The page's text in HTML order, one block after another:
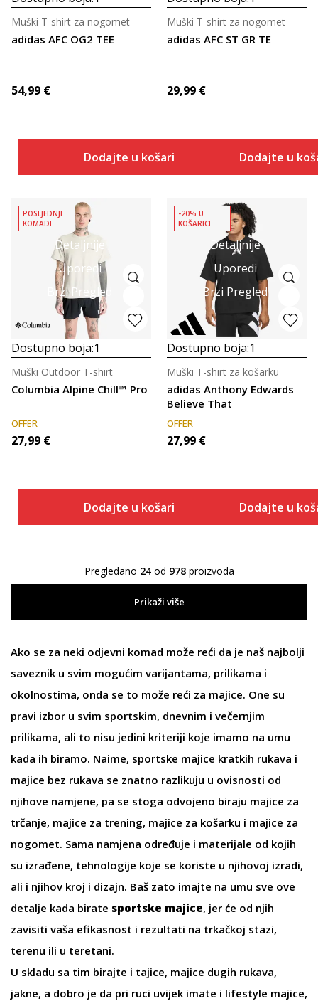
adidas AFC OG2 TEE
Muški T-shirt za nogomet
54,99 €
Dodajte u košaricu
adidas AFC ST GR TE
Muški T-shirt za nogomet
29,99 €
Dodajte u
Detaljnije
Uporedi
Brzi Pregled
POSLJEDNJI
KOMADI
Dostupno boja:1
Columbia Alpine Chill™ Pro
Muški Outdoor T-shirt
OFFER
27,99 €
Dodajte u košaricu
Detaljnije
Uporedi
Brzi Pregled
-20% U
KOŠARICI
Dostupno boja:1
adidas Anthony Edwards
Believe That
Muški T-shirt za košarku
OFFER
27,99 €
Dodajte u
Pregledano 24od 978proizvoda
Prikaži više
Ako se za neki odjevni komad može reći da je naš najbolji
saveznik u svim mogućim varijantama, prilikama i
okolnostima, onda se to može reći za majice. One su
pravi izbor u svim sportskim, dnevnim i večernjim
prilikama, ali to nisu jedini kriteriji koje imamo na umu
kada ih biramo. Naime, sportske majice kratkih rukava i
majice bez rukava se znatno razlikuju u ovisnosti od
njihove namjene, pa se stoga odvojeno biraju majice za
trčanje, majice za trening, majice za košarku i majice za
nogomet. Sama namjena određuje i materijale od kojih
su izrađene, tehnologije koje se koriste u njihovoj izradi,
ali i njihov kroj i dizajn. Baš zato imajte na umu sve ove
detalje kada birate sportske majice, jer će od njih
zavisiti vaša efikasnost i rezultati na trkačkoj stazi,
terenu ili u teretani.
U skladu sa tim birajte i tajice, majice dugih rukava,
jakne, a dobro je da pri ruci uvijek imate i lifestyle majice,